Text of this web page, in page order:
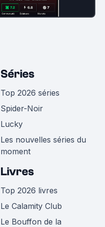
Séries
Top 2026 séries
Spider-Noir
Lucky
Les nouvelles séries du
moment
Livres
Top 2026 livres
Le Calamity Club
Le Bouffon de la